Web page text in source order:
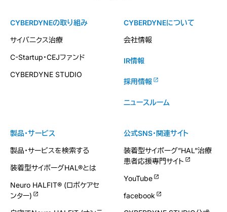
製品・サービス
製品・サービスを検索する
装着型サイボーグHAL®とは
Neuro HALFIT® (ロボケアセ
ンター)
CYBERDYNEの取り組み
サイバニクス治療
C-Startup・CEJファンド
CYBERDYNE STUDIO
CYBERDYNEについて
会社情報
IR情報
採用情報
ニュースルーム
公式SNS・関連サイト
装着型サイボーグ”HAL”治療
患者応援専門サイト
YouTube
facebook